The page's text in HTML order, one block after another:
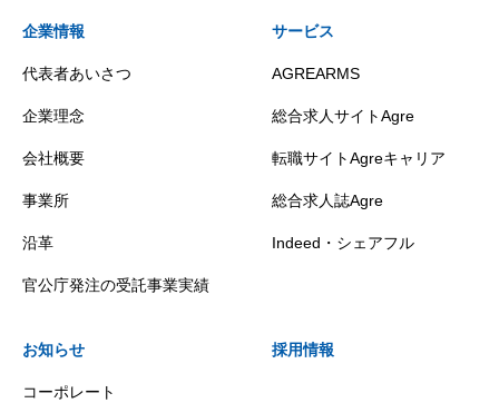
企業情報
代表者あいさつ
企業理念
会社概要
事業所
沿革
官公庁発注の受託事業実績
サービス
AGREARMS
総合求人サイトAgre
転職サイトAgreキャリア
総合求人誌Agre
Indeed・シェアフル
お知らせ
コーポレート
採用情報